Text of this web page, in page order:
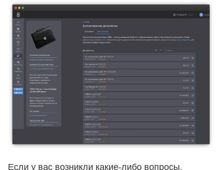
Если у вас возникли какие-либо вопросы,